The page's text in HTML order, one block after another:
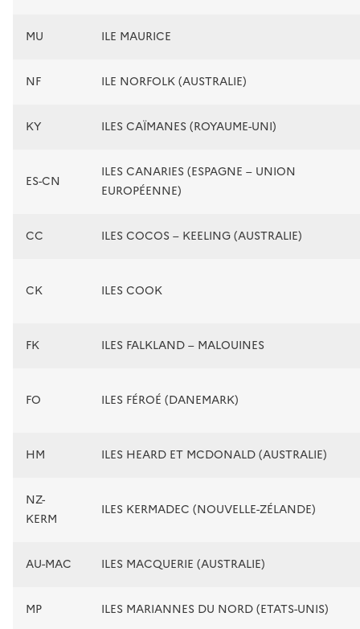
MU ILE MAURICE
NF ILE NORFOLK (AUSTRALIE)
KY ILES CAÏMANES (ROYAUME-UNI)
ES-CN
ILES CANARIES (ESPAGNE – UNION
EUROPÉENNE)
CC ILES COCOS – KEELING (AUSTRALIE)
CK ILES COOK
FK ILES FALKLAND – MALOUINES
FO ILES FÉROÉ (DANEMARK)
HM ILES HEARD ET MCDONALD (AUSTRALIE)
NZ-
KERM
ILES KERMADEC (NOUVELLE-ZÉLANDE)
AU-MAC ILES MACQUERIE (AUSTRALIE)
MP ILES MARIANNES DU NORD (ETATS-UNIS)